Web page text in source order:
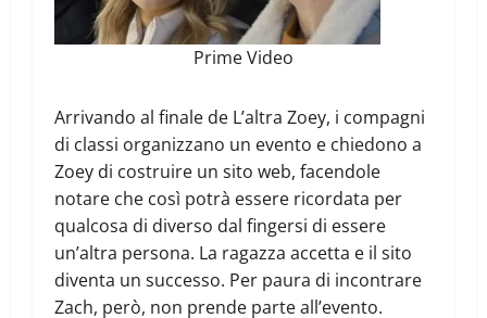
Prime Video
Arrivando al finale de L’altra Zoey, i compagni
di classi organizzano un evento e chiedono a
Zoey di costruire un sito web, facendole
notare che così potrà essere ricordata per
qualcosa di diverso dal fingersi di essere
un’altra persona. La ragazza accetta e il sito
diventa un successo. Per paura di incontrare
Zach, però, non prende parte all’evento.